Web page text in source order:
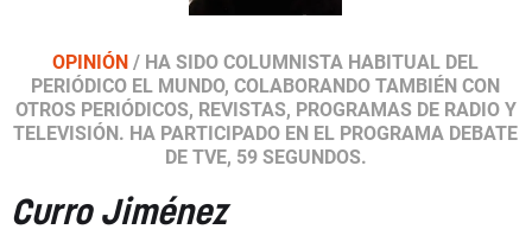
OPINIÓN / HA SIDO COLUMNISTA HABITUAL DEL
PERIÓDICO EL MUNDO, COLABORANDO TAMBIÉN CON
OTROS PERIÓDICOS, REVISTAS, PROGRAMAS DE RADIO Y
TELEVISIÓN. HA PARTICIPADO EN EL PROGRAMA DEBATE
DE TVE, 59 SEGUNDOS.
Curro Jiménez